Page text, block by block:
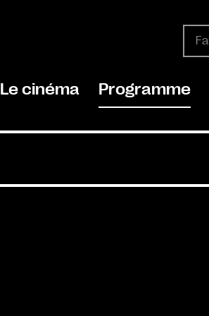
Le cinéma Programme